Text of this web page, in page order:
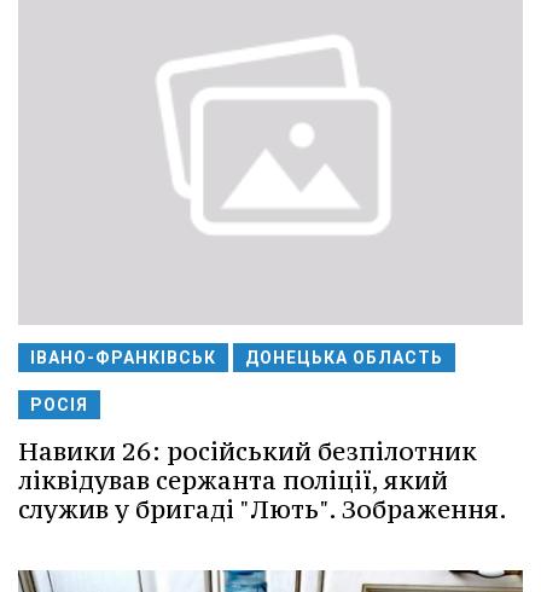
ІВАНО-ФРАНКІВСЬК ДОНЕЦЬКА ОБЛАСТЬ
РОСІЯ
Навики 26: російський безпілотник
ліквідував сержанта поліції, який
служив у бригаді "Лють". Зображення.